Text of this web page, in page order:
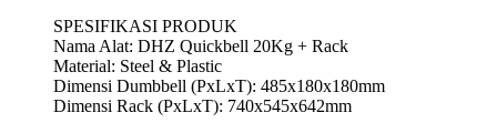
SPESIFIKASI PRODUK
Nama Alat: DHZ Quickbell 20Kg + Rack
Material: Steel & Plastic
Dimensi Dumbbell (PxLxT): 485x180x180mm
Dimensi Rack (PxLxT): 740x545x642mm